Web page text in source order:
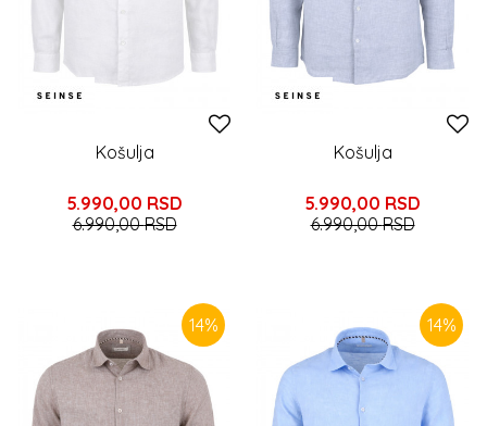
Košulja
5.990,00 RSD
6.990,00RSD
Košulja
5.990,00 RSD
6.990,00RSD
14% 14%